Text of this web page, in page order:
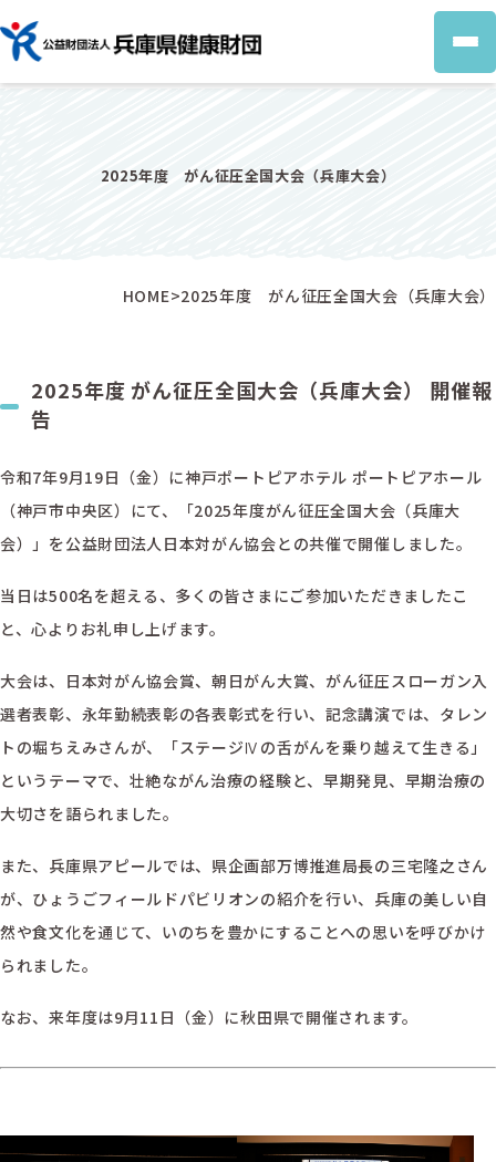
個人情報保護方針
2025年度 がん征圧全国大会（兵庫大会）
HOME>2025年度 がん征圧全国大会（兵庫大会）
2025年度 がん征圧全国大会（兵庫大会） 開催報
告
令和7年9月19日（金）に神戸ポートピアホテル ポートピアホール
（神戸市中央区）にて、「2025年度がん征圧全国大会（兵庫大
会）」を公益財団法人日本対がん協会との共催で開催しました。
当日は500名を超える、多くの皆さまにご参加いただきましたこ
と、心よりお礼申し上げます。
大会は、日本対がん協会賞、朝日がん大賞、がん征圧スローガン入
選者表彰、永年勤続表彰の各表彰式を行い、記念講演では、タレン
トの堀ちえみさんが、「ステージⅣの舌がんを乗り越えて生きる」
というテーマで、壮絶ながん治療の経験と、早期発見、早期治療の
大切さを語られました。
また、兵庫県アピールでは、県企画部万博推進局長の三宅隆之さん
が、ひょうごフィールドパビリオンの紹介を行い、兵庫の美しい自
然や食文化を通じて、いのちを豊かにすることへの思いを呼びかけ
られました。
なお、来年度は9月11日（金）に秋田県で開催されます。